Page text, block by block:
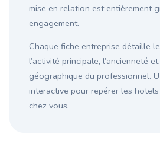
mise en relation est entièrement
engagement.
Chaque fiche entreprise détaille
l’activité principale, l’ancienneté
géographique du professionnel.
interactive pour repérer les
chez vous.